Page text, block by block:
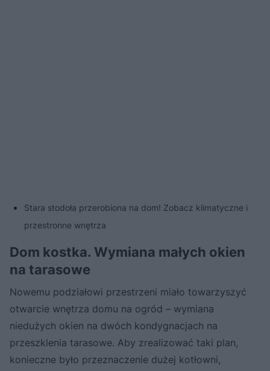
Stara stodoła przerobiona na dom! Zobacz klimatyczne i
przestronne wnętrza
Dom kostka. Wymiana małych okien
na tarasowe
Nowemu podziałowi przestrzeni miało towarzyszyć
otwarcie wnętrza domu na ogród – wymiana
niedużych okien na dwóch kondygnacjach na
przeszklenia tarasowe. Aby zrealizować taki plan,
konieczne było przeznaczenie dużej kotłowni,